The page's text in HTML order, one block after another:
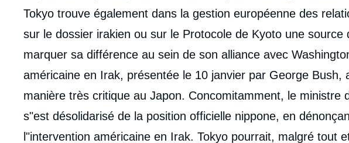
Tokyo trouve également dans la gestion européenne des
sur le dossier irakien ou sur le Protocole de Kyoto une source
marquer sa différence au sein de son alliance avec
américaine en Irak, présentée le 10 janvier par George Bush,
manière très critique au Japon. Concomitamment, le ministre
s"est désolidarisé de la position officielle nippone, en
l"intervention américaine en Irak. Tokyo pourrait, malgré tout